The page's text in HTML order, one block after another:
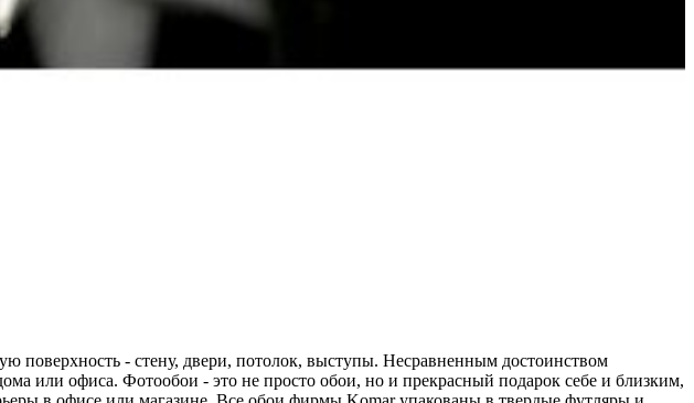
поверхность - стену, двери, потолок, выступы. Несравненным достоинством
или офиса. Фотообои - это не просто обои, но и прекрасный подарок себе и близким,